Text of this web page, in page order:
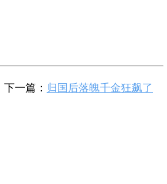
下一篇： 归国后落魄千金狂飙了